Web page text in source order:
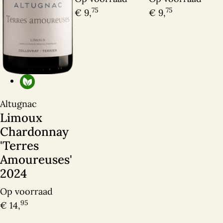
Ik heb interesse
Altugnac
Limoux
Chardonnay
'Terres
Amoureuses'
2024
Op voorraad
€ 14,95
€ 9,75
€ 9,75